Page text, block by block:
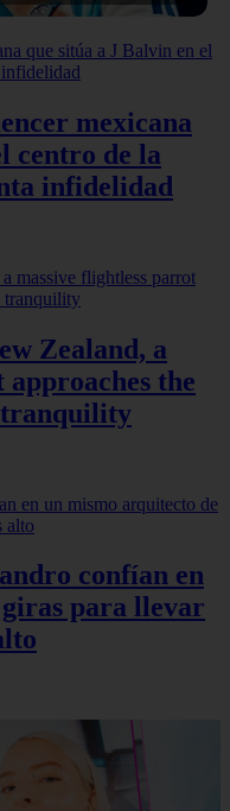
mexicana
centro de la
infidelidad
Zealand, a
the
confían en
para llevar